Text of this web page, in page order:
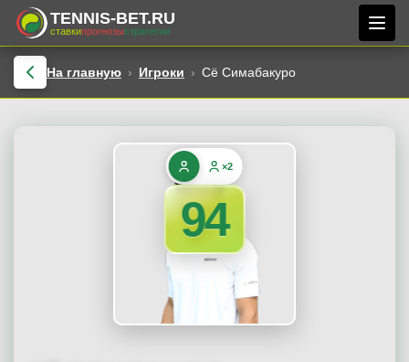
TENNIS-BET.RU
ставкипрогнозыстратегии
На главную Игроки Сё Симабакуро
×2
94